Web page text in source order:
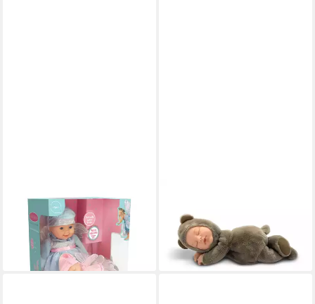
Babypuppe Fairy Little Sister
SET - 23 und 38 cm (2-tlg)
89,90 €
lieferbar - in 4-5 Werktagen bei dir
-23cm- (1-tlg)
44,90 €
lieferbar - in 4-5 Werktagen bei dir